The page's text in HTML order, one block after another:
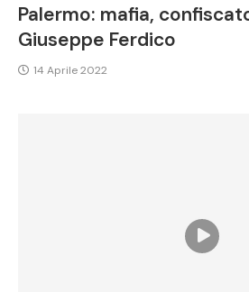
Palermo: mafia,
Giuseppe Ferdico
14 Aprile 2022